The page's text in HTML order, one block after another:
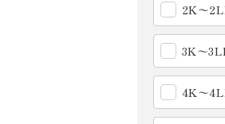
2K〜
3K〜
4K〜